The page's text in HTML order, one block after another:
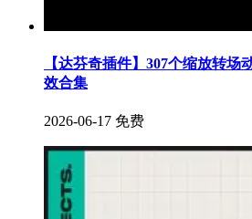
【达芬奇插件】307个缩放转场
效合集
2026-06-17 免费